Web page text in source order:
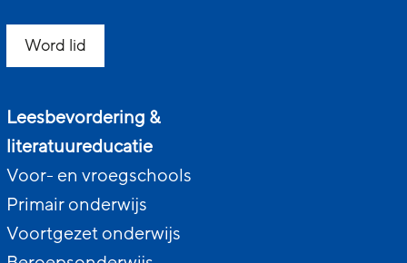
Word lid
Leesbevordering &
literatuureducatie
Voor- en vroegschools
Primair onderwijs
Voortgezet onderwijs